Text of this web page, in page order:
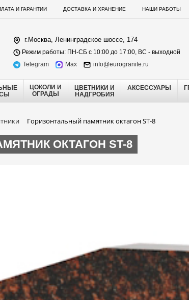
И ГАРАНТИИ ДОСТАВКА И ХРАНЕНИЕ НАШИ РАБОТЫ
г.Москва, Ленинградское шоссе, 174
Режим работы: ПН-СБ с 10:00 до 17:00, ВС - выходной
Telegram
Max info@eurogranite.ru
ЦОКОЛИ И
ОГРАДЫ
ЦВЕТНИКИ И
НАДГРОБИЯ
АКСЕССУАРЫ
Горизонтальный памятник октагон ST-8
ОКТАГОН ST-8